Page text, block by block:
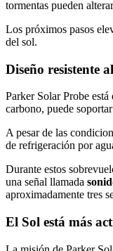
tormentas pueden
Los próximos pasos
del sol.
Diseño resistente
Parker Solar Probe
carbono, puede
A pesar de las
de refrigeración por
Durante estos
una señal llamada
aproximadamente tres
El Sol está más